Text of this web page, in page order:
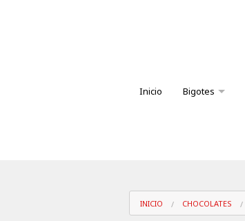
Inicio Bigotes
INICIO CHOCOLATES